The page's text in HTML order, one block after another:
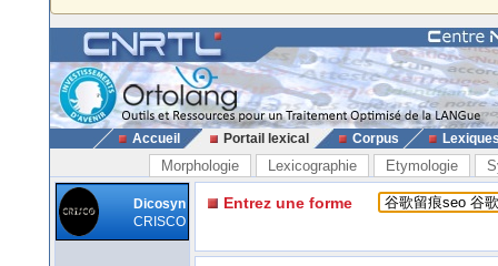
Accueil Portail lexical Corpus
Morphologie Lexicographie Etymologie
Dicosyn
CRISCO
Entrez une forme